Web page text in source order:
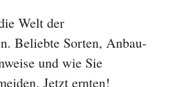
Welt der
Beliebte Sorten, Anbau-
und wie Sie
Jetzt ernten!